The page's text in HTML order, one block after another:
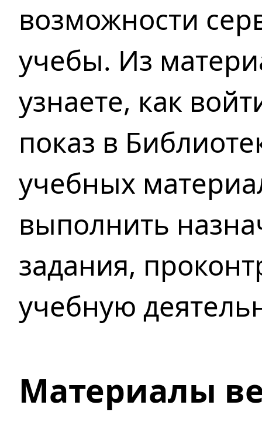
возможности
учебы. Из
узнаете, как
показ в
учебных
выполнить
задания,
учебную
Материалы